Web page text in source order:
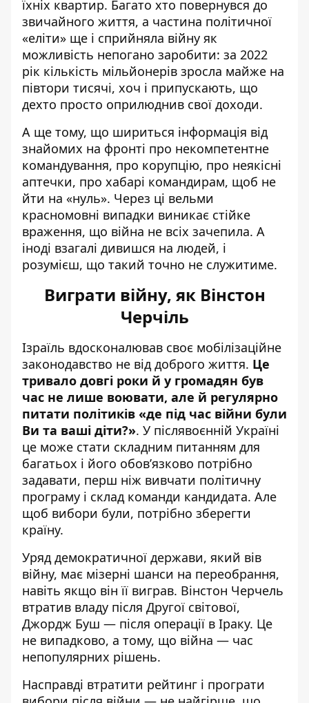
їхніх квартир. Багато хто повернувся до
звичайного життя, а частина політичної
«еліти» ще і сприйняла війну як
можливість непогано заробити: за 2022
рік кількість мільйонерів зросла майже на
півтори тисячі, хоч і припускають, що
дехто просто оприлюднив свої доходи.
А ще тому, що шириться інформація від
знайомих на фронті про некомпетентне
командування, про корупцію, про неякісні
аптечки, про хабарі командирам, щоб не
йти на «нуль». Через ці вельми
красномовні випадки виникає стійке
враження, що війна не всіх зачепила. А
іноді взагалі дивишся на людей, і
розумієш, що такий точно не служитиме.
Виграти війну, як Вінстон
Черчіль
Ізраїль вдосконалював своє мобілізаційне
законодавство не від доброго життя. Це
тривало довгі роки й у громадян був
час не лише воювати, але й регулярно
питати політиків «де під час війни були
Ви та ваші діти?». У післявоєнній Україні
це може стати складним питанням для
багатьох і його обов’язково потрібно
задавати, перш ніж вивчати політичну
програму і склад команди кандидата. Але
щоб вибори були, потрібно зберегти
країну.
Уряд демократичної держави, який вів
війну, має мізерні шанси на переобрання,
навіть якщо він її виграв. Вінстон Черчель
втратив владу після Другої світової,
Джордж Буш — після операції в Іраку. Це
не випадково, а тому, що війна — час
непопулярних рішень.
Насправді втратити рейтинг і програти